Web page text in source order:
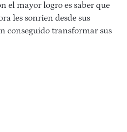
el mayor logro es saber que
les sonríen desde sus
conseguido transformar sus